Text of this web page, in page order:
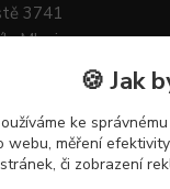
3741
🍪 Jak
ke
měření
či zobrazení